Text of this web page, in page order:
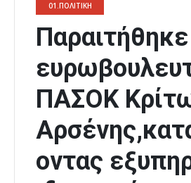
01.ΠΟΛΙΤΙΚΗ
ΠΑΣΟΚ
οντας